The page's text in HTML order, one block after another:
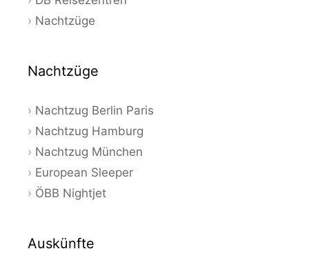
Nachtzüge
Nachtzüge
Nachtzug Berlin Paris
Nachtzug Hamburg
Nachtzug München
European Sleeper
ÖBB Nightjet
Auskünfte